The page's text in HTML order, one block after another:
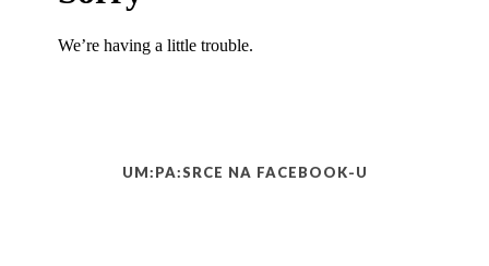
UM:PA:SRCE NA FACEBOOK-U